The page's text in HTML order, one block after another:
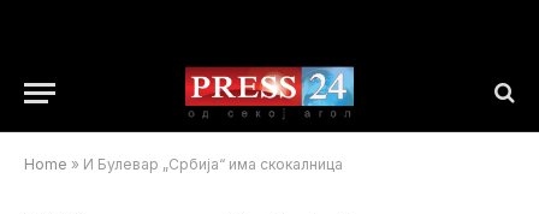
Home » И Булевар „Србија“ има скокалница